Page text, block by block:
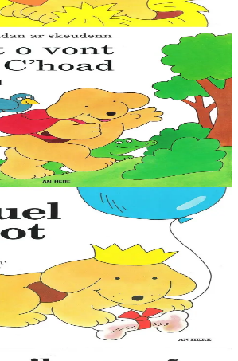
avec Spot, ses amis de l'école et leur
Vous y passerez une belle journée. Une
connu, avec ses aventures
enfants en soulevant des images animées.